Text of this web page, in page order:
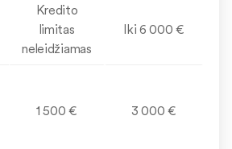
Kredito
limitas
neleidžiamas
Iki 6 000 €
1 500 € 3 000 €